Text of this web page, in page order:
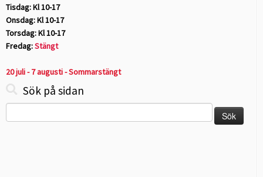
Tisdag: Kl 10-17
Onsdag: Kl 10-17
Torsdag: Kl 10-17
Fredag:Stängt
20 juli - 7 augusti - Sommarstängt
Sök på sidan
efter: